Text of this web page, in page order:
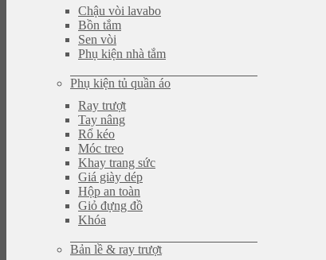
Chậu vòi lavabo
Bồn tắm
Sen vòi
Phụ kiện nhà tắm
Phụ kiện tủ quần áo
Ray trượt
Tay nâng
Rổ kéo
Móc treo
Khay trang sức
Giá giày dép
Hộp an toàn
Giỏ đựng đồ
Khóa
Bản lề & ray trượt